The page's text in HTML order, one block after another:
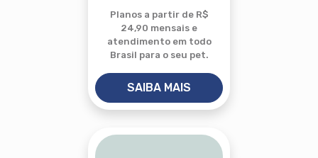
Planos a partir de R$
24,90 mensais e
atendimento em todo
Brasil para o seu pet.
SAIBA MAIS